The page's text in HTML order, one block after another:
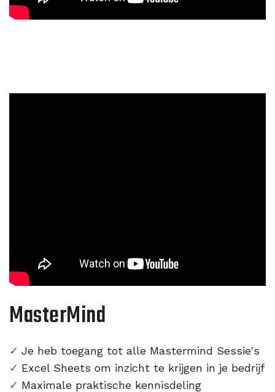
MasterMind
Je heb toegang tot alle Mastermind Sessie's
Excel Sheets om inzicht te krijgen in je bedrijf
Maximale praktische kennisdeling